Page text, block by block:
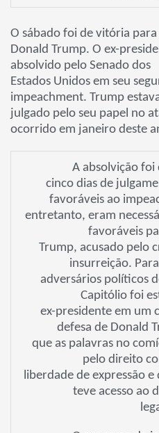
O sábado foi de vitória para
Donald Trump. O ex-
absolvido pelo Senado dos
Estados Unidos em seu
impeachment. Trump
julgado pelo seu papel no
ocorrido em janeiro deste
A absolvição foi
cinco dias de
favoráveis ao
entretanto, eram
favoráveis
Trump, acusado pelo
insurreição.
adversários políticos
Capitólio foi
ex-presidente em um
defesa de Donald
que as palavras no
pelo direito
liberdade de expressão
teve acesso ao